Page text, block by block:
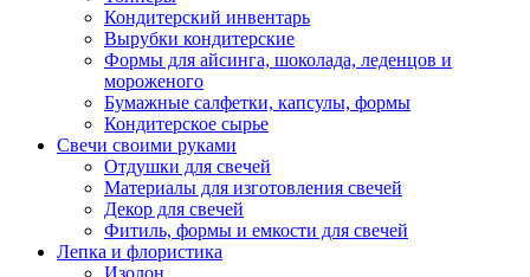
Кондитерский инвентарь
Вырубки кондитерские
Формы для айсинга, шоколада, леденцов и
мороженого
Бумажные салфетки, капсулы, формы
Кондитерское сырье
Свечи своими руками
Отдушки для свечей
Материалы для изготовления свечей
Декор для свечей
Фитиль, формы и емкости для свечей
Лепка и флористика
Изолон